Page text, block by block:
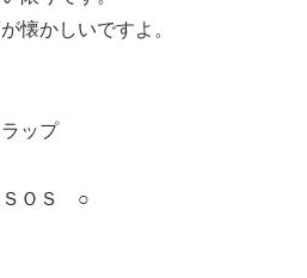
懐かしいですよ。
ップ
ＳＯＳ ○